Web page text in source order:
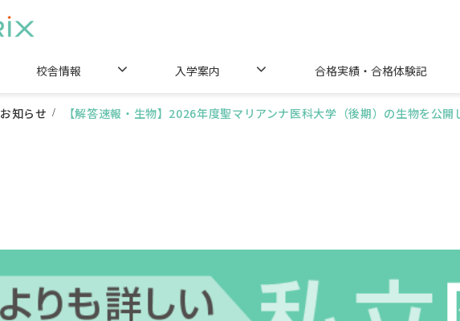
校舎情報 入学案内 合格実績・合格体験記
お知らせ 【解答速報・生物】2026年度聖マリアンナ医科大学（後期）の生物を公開